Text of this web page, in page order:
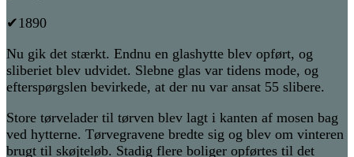
✔1890
Nu gik det stærkt. Endnu en glashytte blev opført, og
sliberiet blev udvidet. Slebne glas var tidens mode, og
efterspørgslen bevirkede, at der nu var ansat 55 slibere.
Store tørvelader til tørven blev lagt i kanten af mosen bag
ved hytterne. Tørvegravene bredte sig og blev om vinteren
brugt til skøjteløb. Stadig flere boliger opførtes til det